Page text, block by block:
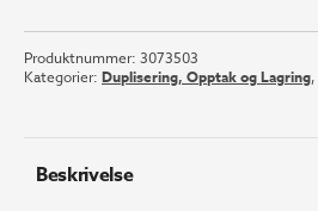
minne
2.0
Blade
Produktnummer: 3073503
Kategorier: Duplisering, Opptak og Lagring,
Beskrivelse